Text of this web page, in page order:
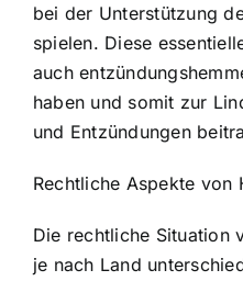
bei der Unterstützung
spielen. Diese
auch
haben und somit zur
und Entzündungen
Rechtliche Aspekte von
Die rechtliche Situation
je nach Land